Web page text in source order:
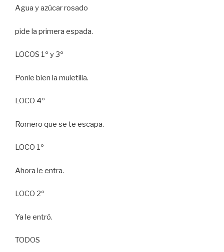
Agua y azúcar rosado
pide la primera espada.
LOCOS 1º y 3º
Ponle bien la muletilla.
LOCO 4º
Romero que se te escapa.
LOCO 1º
Ahora le entra.
LOCO 2º
Ya le entró.
TODOS